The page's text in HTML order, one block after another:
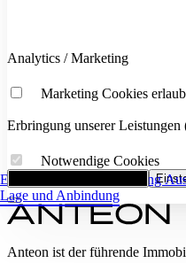
Eckdaten Flächenaufstellung
Lage und Anbindung
Analytics / Marketing
Marketing Cookies
Erbringung unserer
Notwendige Cookies
Anteon ist der führende